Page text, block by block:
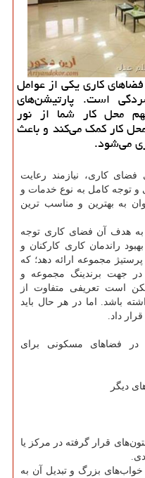
كاری یكی از عوامل
است. پارتیشن‌های
محل كار شما از نور
كار كمك می‌كند و باعث
می‌شود.
کاری، نیازمند رعایت
و توجه کامل به نوع خدمات و
به بهترین و مناسب ترین
به هدف آن فضای کاری توجه
راندمان کاری کارکنان و
مجموعه ارائه دهد؛ که
در جهت برندینگ مجموعه و
است تعریفی متفاوت از
باشد. اما در هر حال باید
داد.
در فضاهای مسکونی برای
دیگر
قرار‌ گرفته در مرکز یا
خواب‌های بزرگ و تبدیل آن به